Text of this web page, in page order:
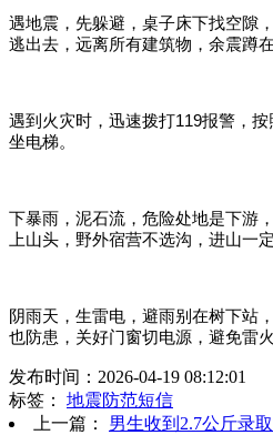
遇地震，先躲避，桌子床下找空隙
逃出去，远离所有建筑物，余震蹲在
遇到火灾时，迅速拨打119报警，
坐电梯。
下暴雨，泥石流，危险处地是下游
上山头，野外宿营不选沟，进山一
阴雨天，生雷电，避雨别在树下站
也防患，关好门窗切电源，避免雷火
发布时间：2026-04-19 08:12:01
标签： 地震防范短信
上一篇： 男生收到2.7公斤录